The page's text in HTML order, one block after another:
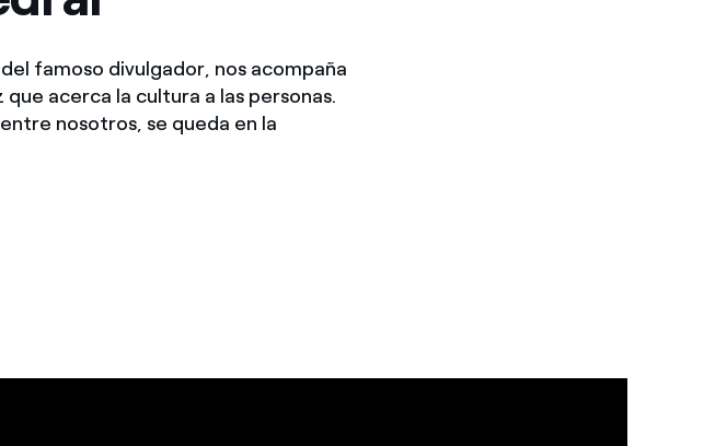
de propietarios?
famoso divulgador, nos acompaña
acerca la cultura a las personas.
nosotros, se queda en la